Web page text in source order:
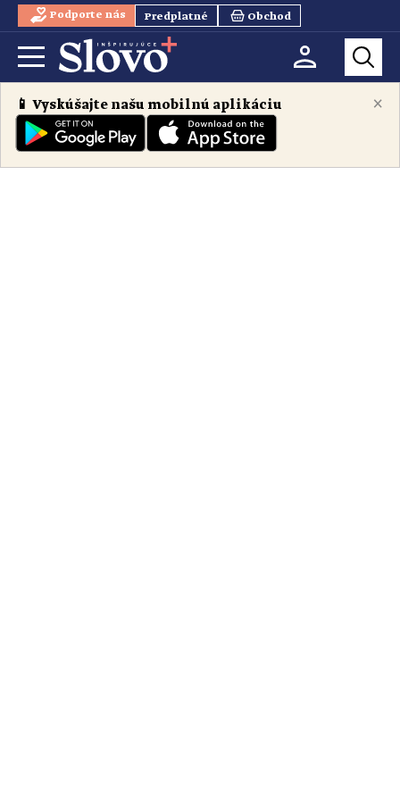
Podporte nás Predplatné Obchod
×
📱 Vyskúšajte našu mobilnú aplikáciu